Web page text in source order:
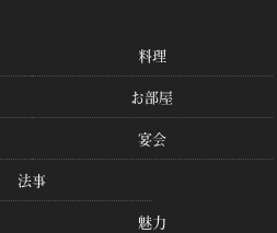
料理
お部屋
宴会
法事
魅力